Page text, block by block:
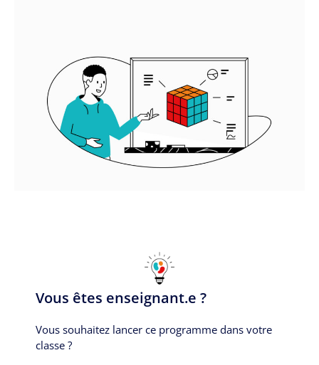
Vous êtes enseignant.e ?
Vous souhaitez lancer ce programme dans votre
classe ?